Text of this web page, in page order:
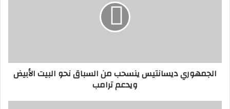
ويدعم
ترامب
الجمهوري ديسانتيس ينسحب من السباق نحو البيت الأبيض
ويدعم ترامب